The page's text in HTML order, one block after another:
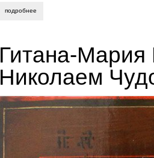
подробнее
Гитана-
Николаем